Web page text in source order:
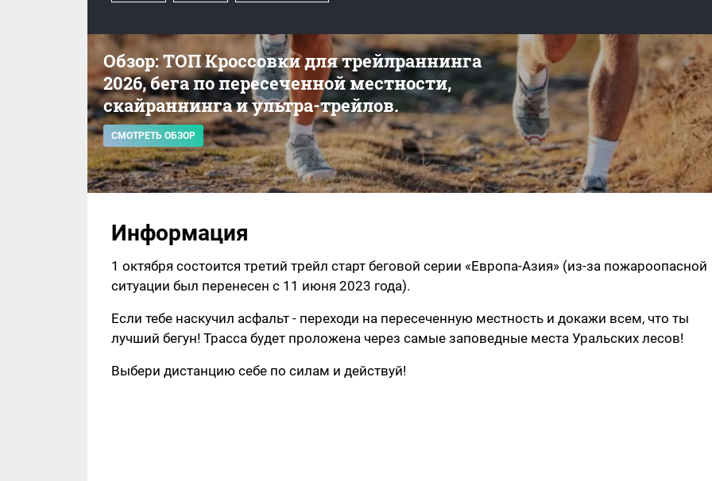
Обзор: ТОП Кроссовки для трейлраннинга
2026, бега по пересеченной местности,
скайраннинга и ультра-трейлов.
СМОТРЕТЬ ОБЗОР
Информация
1 октября состоится третий трейл старт беговой серии «Европа-Азия» (из-за пожароопасной
ситуации был перенесен с 11 июня 2023 года).
Если тебе наскучил асфальт - переходи на пересеченную местность и докажи всем, что ты
лучший бегун! Трасса будет проложена через самые заповедные места Уральских лесов!
Выбери дистанцию себе по силам и действуй!